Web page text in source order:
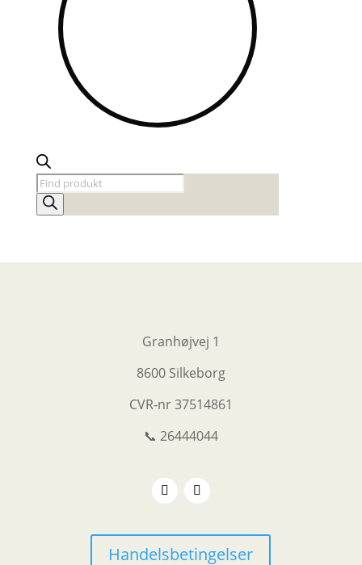
Products
search
Granhøjvej 1
8600 Silkeborg
CVR-nr37514861
📞 26444044
Handelsbetingelser